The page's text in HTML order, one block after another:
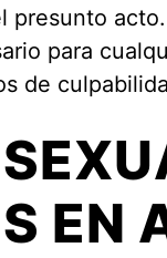
presunto
para
de
EN